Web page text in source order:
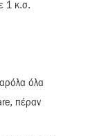
1 κ.σ.
όλα
πέραν